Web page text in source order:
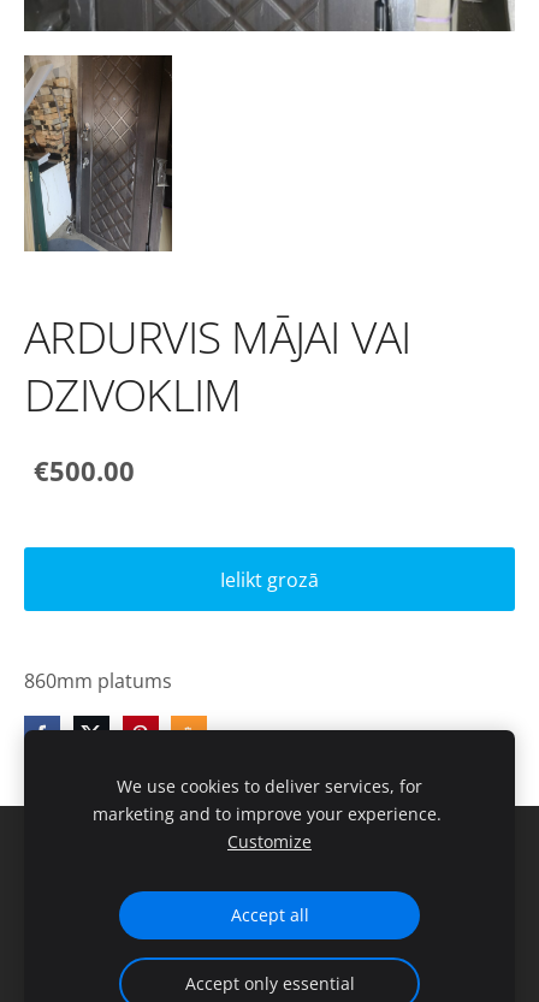
ARDURVIS MĀJAI VAI
DZIVOKLIM
€500.00
Ielikt grozā
860mm platums
Sīkdatnes
Veidots ar - labo mājas lapu ģeneratoru.
We use cookies to deliver services, for
marketing and to improve your experience.
Customize
Accept all
Accept only essential